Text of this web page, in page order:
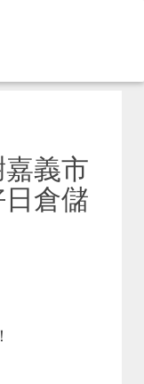
嘉義市
倉儲